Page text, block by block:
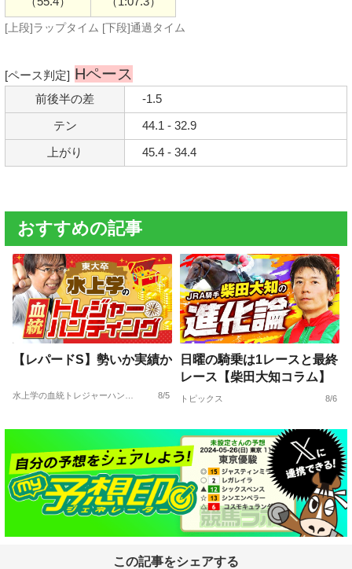
[上段]ラップタイム [下段]通過タイム
[ペース判定] Hペース
前後半の差 -1.5
テン 44.1 - 32.9
上がり 45.4 - 34.4
おすすめの記事
【レパードS】勢いか実績か
水上学の血統トレジャーハンティング 8/5
日曜の騎乗は1レースと最終
レース【柴田大知コラム】
トピックス 8/6
この記事をシェアする